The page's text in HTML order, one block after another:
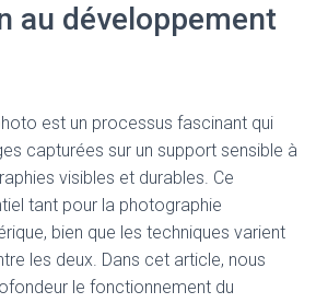
au développement
est un processus fascinant qui
capturées sur un support sensible à
visibles et durables. Ce
tant pour la photographie
bien que les techniques varient
les deux. Dans cet article, nous
le fonctionnement du